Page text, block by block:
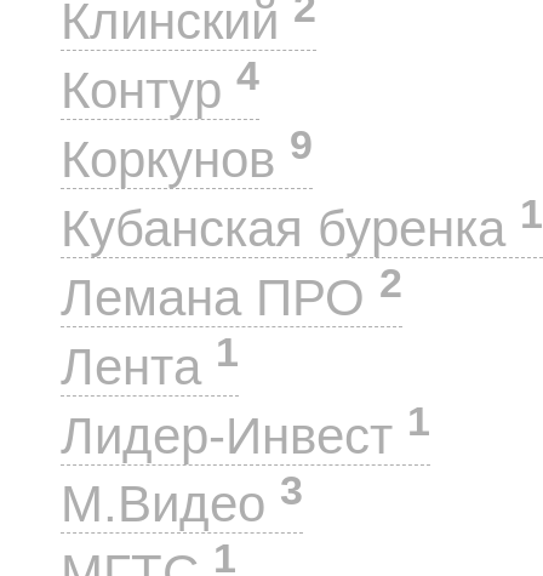
Клинский
Контур 4
Коркунов 9
Кубанская буренка 1
Лемана ПРО 2
Лента 1
Лидер-Инвест 1
М.Видео 3
1